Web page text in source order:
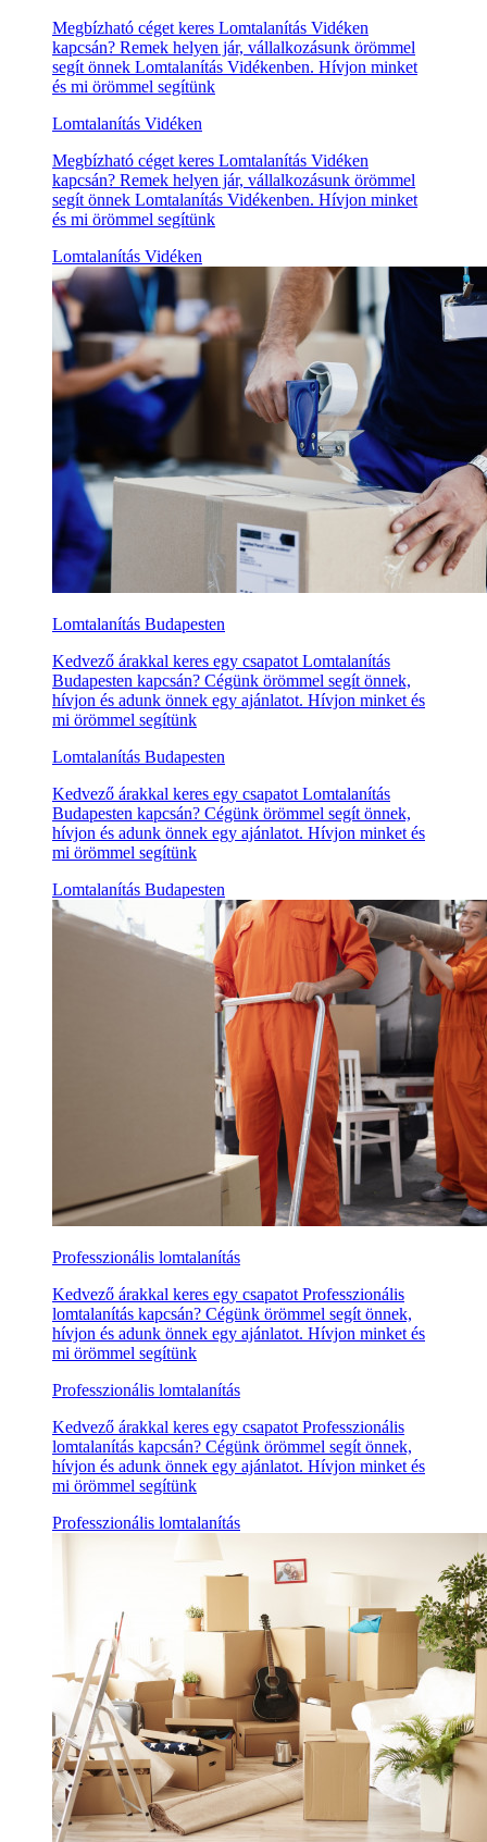
Megbízható céget keres Lomtalanítás Vidéken
kapcsán? Remek helyen jár, vállalkozásunk örömmel
segít önnek Lomtalanítás Vidékenben. Hívjon minket
és mi örömmel segítünk
Lomtalanítás Vidéken
Megbízható céget keres Lomtalanítás Vidéken
kapcsán? Remek helyen jár, vállalkozásunk örömmel
segít önnek Lomtalanítás Vidékenben. Hívjon minket
és mi örömmel segítünk
Lomtalanítás Vidéken
Lomtalanítás Budapesten
Kedvező árakkal keres egy csapatot Lomtalanítás
Budapesten kapcsán? Cégünk örömmel segít önnek,
hívjon és adunk önnek egy ajánlatot. Hívjon minket és
mi örömmel segítünk
Lomtalanítás Budapesten
Kedvező árakkal keres egy csapatot Lomtalanítás
Budapesten kapcsán? Cégünk örömmel segít önnek,
hívjon és adunk önnek egy ajánlatot. Hívjon minket és
mi örömmel segítünk
Lomtalanítás Budapesten
Professzionális lomtalanítás
Kedvező árakkal keres egy csapatot Professzionális
lomtalanítás kapcsán? Cégünk örömmel segít önnek,
hívjon és adunk önnek egy ajánlatot. Hívjon minket és
mi örömmel segítünk
Professzionális lomtalanítás
Kedvező árakkal keres egy csapatot Professzionális
lomtalanítás kapcsán? Cégünk örömmel segít önnek,
hívjon és adunk önnek egy ajánlatot. Hívjon minket és
mi örömmel segítünk
Professzionális lomtalanítás